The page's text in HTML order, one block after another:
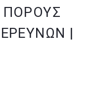
ΠΌΡΟΥΣ
|